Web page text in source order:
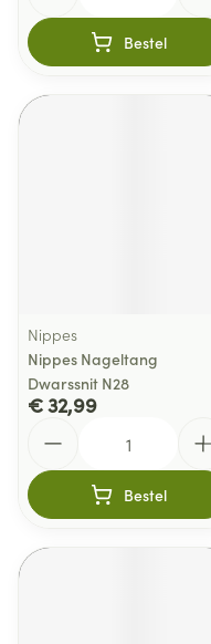
Bestel
Nippes
Nippes Nageltang
Dwarssnit N28
€ 32,99
Bestel